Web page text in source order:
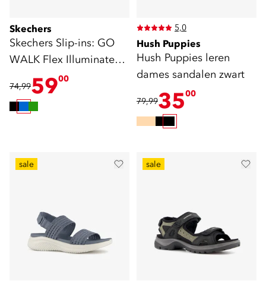
Skechers
Skechers Slip-ins: GO
WALK Flex Illuminate
sandalen blauw
74,995900
5,0
Hush Puppies
Hush Puppies leren
dames sandalen zwart
79,993500
sale sale